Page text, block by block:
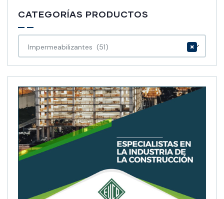
CATEGORÍAS PRODUCTOS
×
Impermeabilizantes (51)